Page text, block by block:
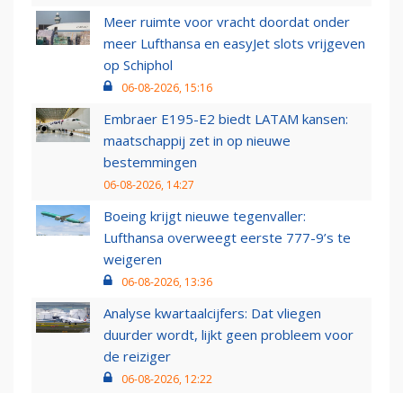
Meer ruimte voor vracht doordat onder
meer Lufthansa en easyJet slots vrijgeven
op Schiphol
06-08-2026, 15:16
Embraer E195-E2 biedt LATAM kansen:
maatschappij zet in op nieuwe
bestemmingen
06-08-2026, 14:27
Boeing krijgt nieuwe tegenvaller:
Lufthansa overweegt eerste 777-9’s te
weigeren
06-08-2026, 13:36
Analyse kwartaalcijfers: Dat vliegen
duurder wordt, lijkt geen probleem voor
de reiziger
06-08-2026, 12:22